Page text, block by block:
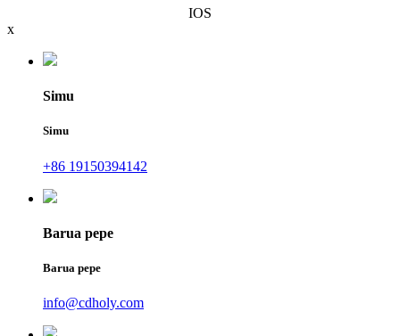
IOS
x
Simu
Simu
+86 19150394142
Barua pepe
Barua pepe
info@cdholy.com